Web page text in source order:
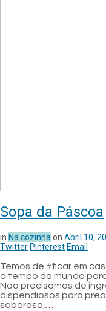
Sopa da Páscoa
in Na cozinha on Abril 10,
Twitter Pinterest Email
Temos de #ficar em
o tempo do mundo
Não precisamos de
dispendiosos para
saborosa,…